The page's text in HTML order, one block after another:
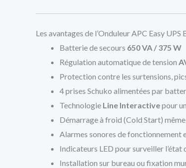
Les avantages de l’Onduleur APC Easy UPS
Batterie de secours 650 VA / 375 W
Régulation automatique de tension
Protection contre les surtensions,
4 prises Schuko alimentées par
Technologie Line Interactivepour
Démarrage à froid (Cold Start)
Alarmes sonores de fonctionnement
Indicateurs LED pour surveiller l’état
Installation sur bureau ou fixation